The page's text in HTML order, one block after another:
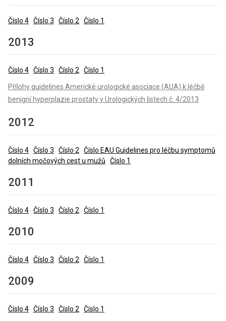
Číslo 4 Číslo 3 Číslo 2 Číslo 1
2013
Číslo 4 Číslo 3 Číslo 2 Číslo 1
Přílohy guidelines Americké urologické asociace (AUA) k léčbě
benigní hyperplazie prostaty v Urologických listech č. 4/2013
2012
Číslo 4 Číslo 3 Číslo 2
Číslo EAU Guidelines pro léčbu symptomů
dolních močových cest u mužů
Číslo 1
2011
Číslo 4 Číslo 3 Číslo 2 Číslo 1
2010
Číslo 4 Číslo 3 Číslo 2 Číslo 1
2009
Číslo 4 Číslo 3 Číslo 2 Číslo 1